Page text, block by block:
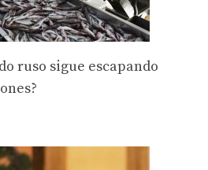
ruso sigue escapando